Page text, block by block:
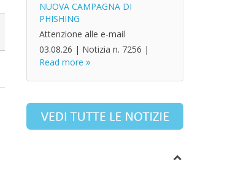
NUOVA CAMPAGNA DI
PHISHING
Attenzione alle e-mail
03.08.26 | Notizia n. 7256 |
Read more